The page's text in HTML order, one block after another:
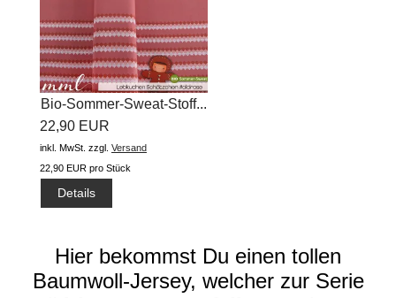
Bio-Sommer-Sweat-Stoff...
22,90 EUR
inkl. MwSt. zzgl. Versand
22,90 EUR pro Stück
Details
Hier bekommst Du einen tollen
Baumwoll-Jersey, welcher zur Serie